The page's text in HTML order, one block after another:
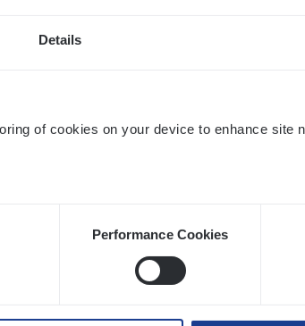
Details
of cookies on your device to enhance site
Performance Cookies